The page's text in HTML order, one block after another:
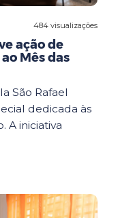
484 visualizações
ação de
Mês das
São Rafael
dedicada às
A iniciativa